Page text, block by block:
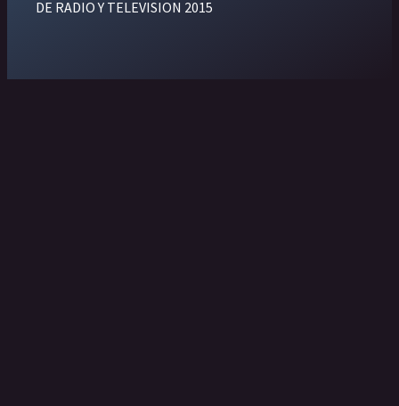
DE RADIO Y TELEVISION 2015